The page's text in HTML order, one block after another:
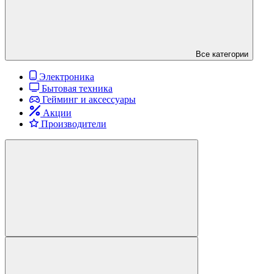
Все категории
Электроника
Бытовая техника
Гейминг и аксессуары
Акции
Производители